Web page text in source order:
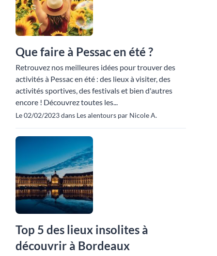
Que faire à Pessac en été ?
Retrouvez nos meilleures idées pour trouver des
activités à Pessac en été : des lieux à visiter, des
activités sportives, des festivals et bien d'autres
encore ! Découvrez toutes les...
Le 02/02/2023 dans Les alentours par Nicole A.
Top 5 des lieux insolites à
découvrir à Bordeaux